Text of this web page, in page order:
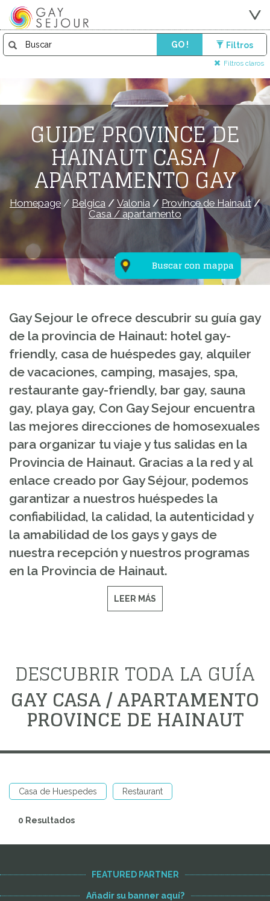
GO ! Filtros
Filtros claros
Buscar con mappa
GUIDE PROVINCE DE
HAINAUT CASA /
APARTAMENTO GAY
Homepage/ Belgica / Valonia / Province de Hainaut/
Casa / apartamento
Gay Sejour le ofrece descubrir su guía gay
de la provincia de Hainaut: hotel gay-
friendly, casa de huéspedes gay, alquiler
de vacaciones, camping, masajes, spa,
restaurante gay-friendly, bar gay, sauna
gay, playa gay, Con Gay Sejour encuentra
las mejores direcciones de homosexuales
para organizar tu viaje y tus salidas en la
Provincia de Hainaut. Gracias a la red y al
enlace creado por Gay Séjour, podemos
garantizar a nuestros huéspedes la
confiabilidad, la calidad, la autenticidad y
la amabilidad de los gays y gays de
nuestra recepción y nuestros programas
en la Provincia de Hainaut.
LEER MÁS
DESCUBRIR TODA LA GUÍA
GAY CASA / APARTAMENTO
PROVINCE DE HAINAUT
Casa de Huespedes Restaurant
0 Resultados
FEATURED PARTNER
Añadir su banner aquí?